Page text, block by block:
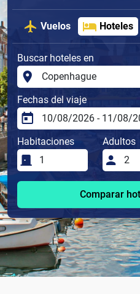
Vuelos Hoteles
Buscar hoteles en
Fechas del viaje
Habitaciones Adultos
Comparar